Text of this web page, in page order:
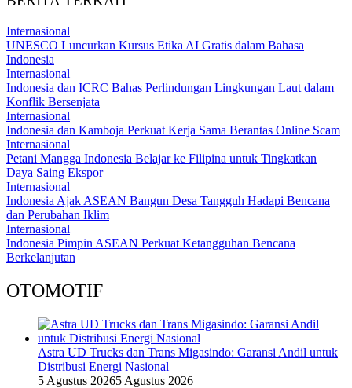
Internasional
UNESCO Luncurkan Kursus Etika AI Gratis dalam Bahasa
Indonesia
Internasional
Indonesia dan ICRC Bahas Perlindungan Lingkungan Laut dalam
Konflik Bersenjata
Internasional
Indonesia dan Kamboja Perkuat Kerja Sama Berantas Online Scam
Internasional
Petani Mangga Indonesia Belajar ke Filipina untuk Tingkatkan
Daya Saing Ekspor
Internasional
Indonesia Ajak ASEAN Bangun Desa Tangguh Hadapi Bencana
dan Perubahan Iklim
Internasional
Indonesia Pimpin ASEAN Perkuat Ketangguhan Bencana
Berkelanjutan
OTOMOTIF
Astra UD Trucks dan Trans Migasindo: Garansi Andil untuk
Distribusi Energi Nasional
5 Agustus 20265 Agustus 2026